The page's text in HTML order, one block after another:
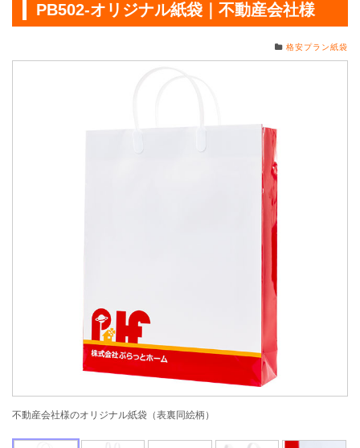
PB502-オリジナル紙袋｜不動産会社様
格安プラン紙袋
不動産会社様のオリジナル紙袋（表裏同絵柄）